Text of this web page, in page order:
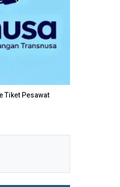
Tiket Pesawat